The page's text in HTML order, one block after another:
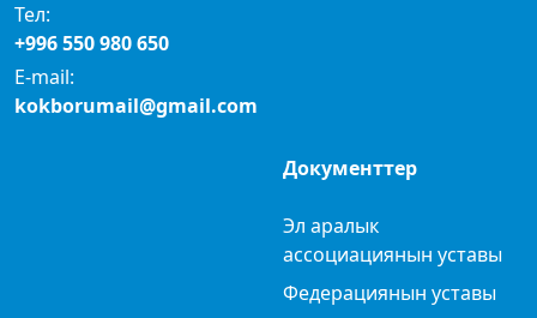
Тел:
+996 550 980 650
E-mail:
kokborumail@gmail.com
Документтер
Эл аралык
ассоциациянын уставы
Федерациянын уставы